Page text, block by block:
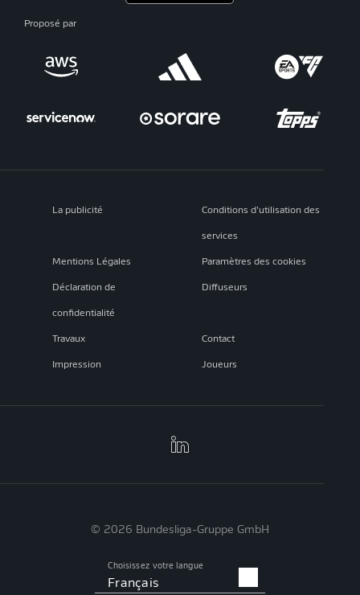
Proposé par
La publicité Conditions d’utilisation des
services
Mentions Légales Paramètres des cookies
Déclaration de
confidentialité
Diffuseurs
Travaux Contact
Impression Joueurs
© 2026 Bundesliga-Gruppe GmbH
Choisissez votre langue
Français